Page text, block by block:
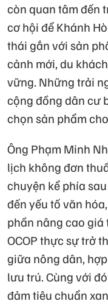
còn quan tâm đến
cơ hội để Khánh
thái gắn với sản
cảnh mới, du
vững. Những trải
cộng đồng dân cư
chọn sản phẩm
Ông Phạm Minh
lịch không đơn
chuyện kể phía
đến yếu tố văn
phần nâng cao
OCOP thực sự trở
giữa nông dân,
lưu trú. Cùng với
đảm tiêu chuẩn